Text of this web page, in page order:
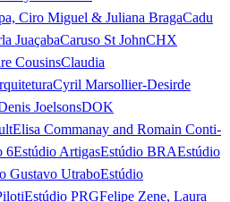
Ciro Miguel & Juliana BragaCadu
JuaçabaCaruso St JohnCHX
CousinsClaudia
Cyril Marsollier-Desirde
JoelsonsDOK
Elisa Commanay and Romain Conti-
6Estúdio ArtigasEstúdio BRAEstúdio
Gustavo UtraboEstúdio
Estúdio PRGFelipe Zene, Laura